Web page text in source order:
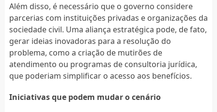
Além disso, é necessário que o governo considere
parcerias com instituições privadas e organizações da
sociedade civil. Uma aliança estratégica pode, de fato,
gerar ideias inovadoras para a resolução do
problema, como a criação de mutirões de
atendimento ou programas de consultoria jurídica,
que poderiam simplificar o acesso aos benefícios.
Iniciativas que podem mudar o cenário